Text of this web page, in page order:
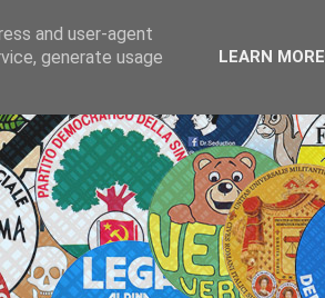
and user-agent
generate usage
LEARN MORE